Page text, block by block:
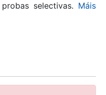
selectivas. Máis